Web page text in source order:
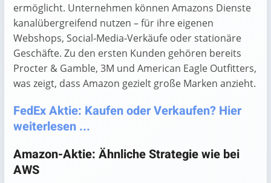
ermöglicht. Unternehmen können Amazons Dienste
kanalübergreifend nutzen – für ihre eigenen
Webshops, Social‑Media‑Verkäufe oder stationäre
Geschäfte. Zu den ersten Kunden gehören bereits
Procter & Gamble, 3M und American Eagle Outfitters,
was zeigt, dass Amazon gezielt große Marken anzieht.
FedEx Aktie: Kaufen oder Verkaufen? Hier
weiterlesen ...
Amazon-Aktie: Ähnliche Strategie wie bei
AWS